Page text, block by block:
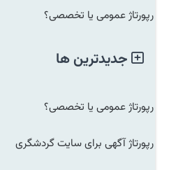
رپورتاژ عمومی یا تخصصی؟
جدیدترین ها
رپورتاژ عمومی یا تخصصی؟
رپورتاژ آگهی برای سایت گردشگری